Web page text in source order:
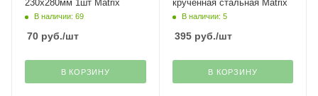
230х280мм 1шт Matrix
В наличии: 69
70 руб./шт
В КОРЗИНУ
крученная стальная Matrix
В наличии: 5
395руб./шт
В КОРЗИНУ